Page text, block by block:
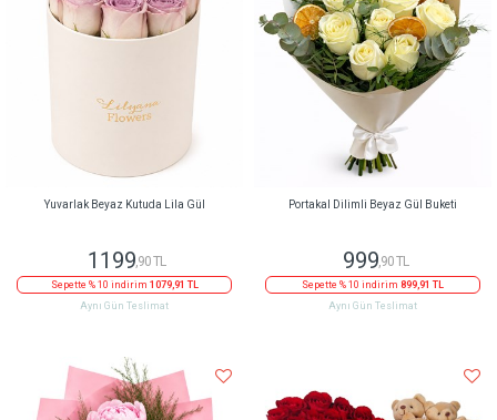
Yuvarlak Beyaz Kutuda Lila Gül
1199,90 TL
Sepette % 10 indirim 1079,91 TL
Aynı Gün Teslimat
Portakal Dilimli Beyaz Gül Buketi
999,90 TL
Sepette % 10 indirim 899,91 TL
Aynı Gün Teslimat